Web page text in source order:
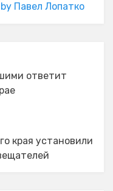
Павел Лопатко
ответит
края установили